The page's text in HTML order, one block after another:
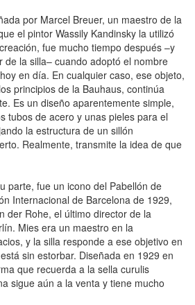
por Marcel Breuer, un maestro de la
el pintor Wassily Kandinsky la utilizó
fue mucho tiempo después –y
de la silla– cuando adoptó el nombre
en día. En cualquier caso, ese objeto,
principios de la Bauhaus, continúa
Es un diseño aparentemente simple,
tubos de acero y unas pieles para el
la estructura de un sillón
Realmente, transmite la idea de que
parte, fue un icono del Pabellón de
Internacional de Barcelona de 1929,
der Rohe, el último director de la
Mies era un maestro en la
y la silla responde a ese objetivo en
sin estorbar. Diseñada en 1929 en
que recuerda a la sella curulis
sigue aún a la venta y tiene mucho